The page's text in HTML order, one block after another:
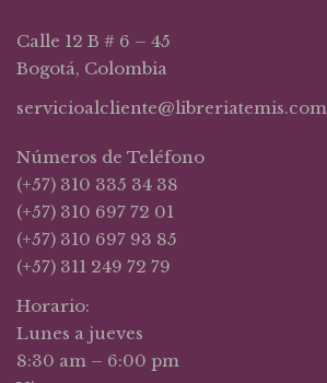
Calle 12 B # 6 – 45
Bogotá, Colombia
servicioalcliente@libreriatemis.com
Números de Teléfono
(+57) 310 335 34 38
(+57) 310 697 72 01
(+57) 310 697 93 85
(+57) 311 249 72 79
Horario:
Lunes a jueves
8:30 am – 6:00 pm